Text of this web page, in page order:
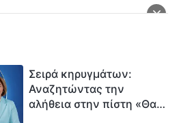
Σειρά κηρυγμάτων:
Αναζητώντας την
αλήθεια στην πίστη «Θα